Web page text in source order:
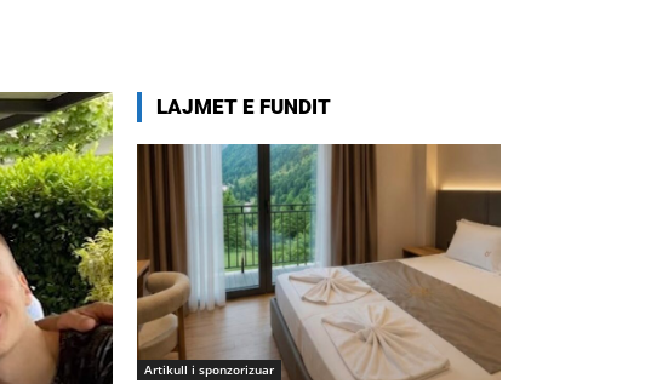
LAJMET E FUNDIT
Artikull i sponzorizuar